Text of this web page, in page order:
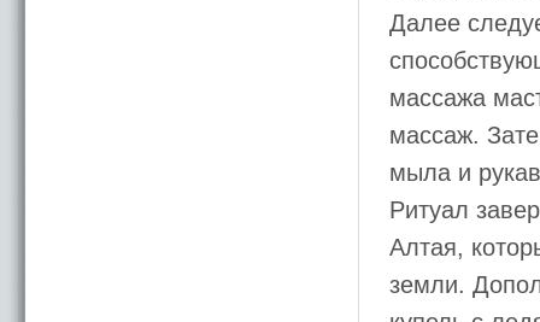
Далее
массажа
массаж.
мыла и
Ритуал
Алтая,
земли.